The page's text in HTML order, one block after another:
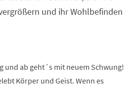
und ihr Wohlbefinden
und ab geht´s mit neuem Schwung!
Körper und Geist. Wenn es